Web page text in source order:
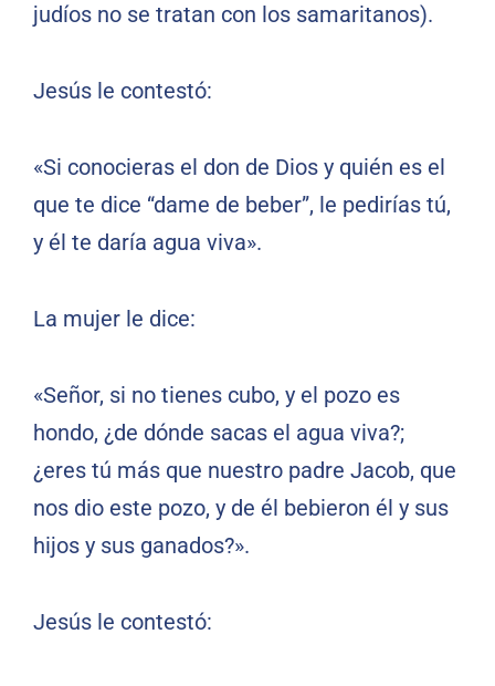
judíos no se tratan con los samaritanos).
Jesús le contestó:
«Si conocieras el don de Dios y quién es el
que te dice “dame de beber”, le pedirías tú,
y él te daría agua viva».
La mujer le dice:
«Señor, si no tienes cubo, y el pozo es
hondo, ¿de dónde sacas el agua viva?;
¿eres tú más que nuestro padre Jacob, que
nos dio este pozo, y de él bebieron él y sus
hijos y sus ganados?».
Jesús le contestó: